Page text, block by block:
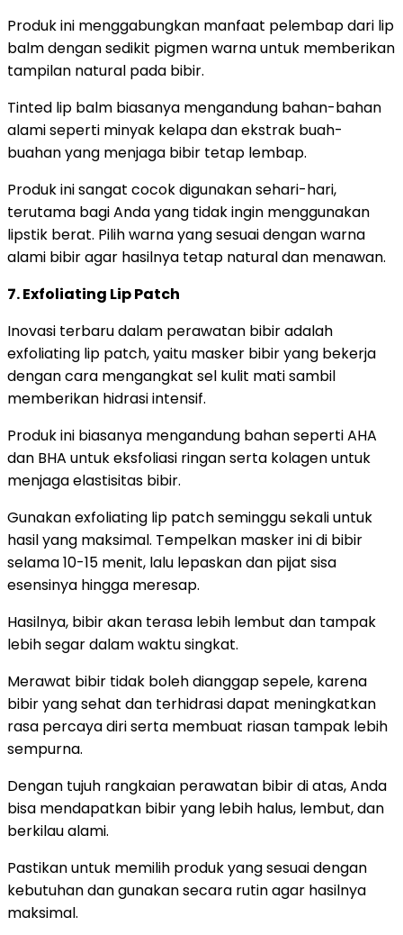
Produk ini menggabungkan manfaat pelembap dari lip
balm dengan sedikit pigmen warna untuk memberikan
tampilan natural pada bibir.
Tinted lip balm biasanya mengandung bahan-bahan
alami seperti minyak kelapa dan ekstrak buah-
buahan yang menjaga bibir tetap lembap.
Produk ini sangat cocok digunakan sehari-hari,
terutama bagi Anda yang tidak ingin menggunakan
lipstik berat. Pilih warna yang sesuai dengan warna
alami bibir agar hasilnya tetap natural dan menawan.
7. Exfoliating Lip Patch
Inovasi terbaru dalam perawatan bibir adalah
exfoliating lip patch, yaitu masker bibir yang bekerja
dengan cara mengangkat sel kulit mati sambil
memberikan hidrasi intensif.
Produk ini biasanya mengandung bahan seperti AHA
dan BHA untuk eksfoliasi ringan serta kolagen untuk
menjaga elastisitas bibir.
Gunakan exfoliating lip patch seminggu sekali untuk
hasil yang maksimal. Tempelkan masker ini di bibir
selama 10-15 menit, lalu lepaskan dan pijat sisa
esensinya hingga meresap.
Hasilnya, bibir akan terasa lebih lembut dan tampak
lebih segar dalam waktu singkat.
Merawat bibir tidak boleh dianggap sepele, karena
bibir yang sehat dan terhidrasi dapat meningkatkan
rasa percaya diri serta membuat riasan tampak lebih
sempurna.
Dengan tujuh rangkaian perawatan bibir di atas, Anda
bisa mendapatkan bibir yang lebih halus, lembut, dan
berkilau alami.
Pastikan untuk memilih produk yang sesuai dengan
kebutuhan dan gunakan secara rutin agar hasilnya
maksimal.